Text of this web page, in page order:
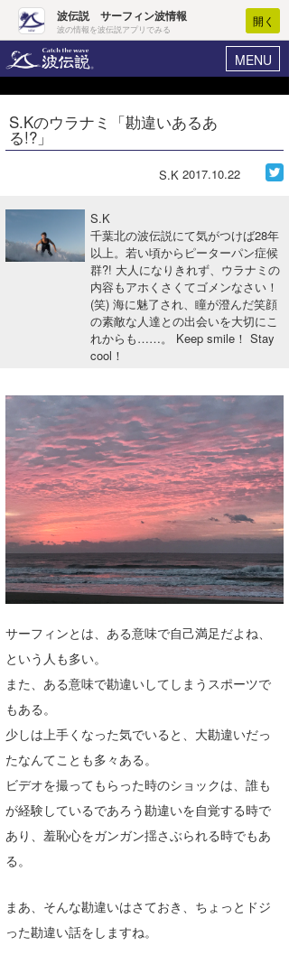
波伝説 サーフィン波情報
波の情報を波伝説アプリでみる
開く
MENU
ヘルプ マイホーム
ログイン
波情報･概況
WAVE HUNTER波予想ツール
サーフィンエリアガイド
今月のプレゼント
S.Kのウラナミ「勘違いあるあ
る!?」
S.K 2017.10.22
S.K
千葉北の波伝説にて気がつけば28年
以上。若い頃からピーターパン症候
群?! 大人になりきれず、ウラナミの
内容もアホくさくてゴメンなさい！
(笑) 海に魅了され、瞳が澄んだ笑顔
の素敵な人達との出会いを大切にこ
れからも……。 Keep smile！ Stay
cool！
サーフィンとは、ある意味で自己満足だよね、
という人も多い。
また、ある意味で勘違いしてしまうスポーツで
もある。
少しは上手くなった気でいると、大勘違いだっ
たなんてことも多々ある。
ビデオを撮ってもらった時のショックは、誰も
が経験しているであろう勘違いを自覚する時で
あり、羞恥心をガンガン揺さぶられる時でもあ
る。
まあ、そんな勘違いはさておき、ちょっとドジ
った勘違い話をしますね。
Core Surf Japan
アート＆エンタメ
ショップ情報
湘南
千葉北
伊豆
千葉南
大阪
四国
沖縄
お知らせ
その他
ルール＆How to
VOTE!
サーファーズ
ライター/寄稿メディア
Core Surf Japan
mitsuteru Kamio
Yasunari Inoue
SURFMEDIA
Colors MAGAZINE
波伝説アンバサダー/プロライダー
福島寿実子
波伝説スタッフ